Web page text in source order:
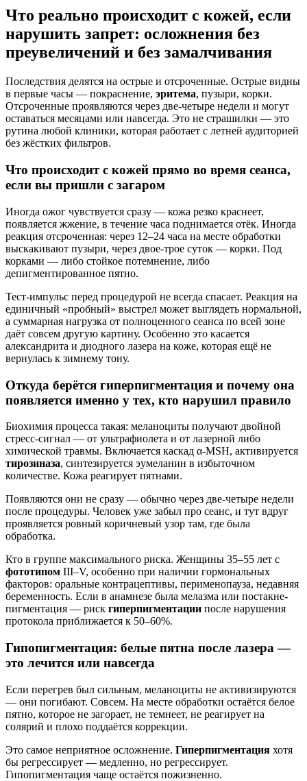
Что реально происходит с кожей, если
нарушить запрет: осложнения без
преувеличений и без замалчивания
Последствия делятся на острые и отсроченные. Острые видны
в первые часы — покраснение, эритема, пузыри, корки.
Отсроченные проявляются через две-четыре недели и могут
оставаться месяцами или навсегда. Это не страшилки — это
рутина любой клиники, которая работает с летней аудиторией
без жёстких фильтров.
Что происходит с кожей прямо во время сеанса,
если вы пришли с загаром
Иногда ожог чувствуется сразу — кожа резко краснеет,
появляется жжение, в течение часа поднимается отёк. Иногда
реакция отсроченная: через 12–24 часа на месте обработки
выскакивают пузыри, через двое-трое суток — корки. Под
корками — либо стойкое потемнение, либо
депигментированное пятно.
Тест-импульс перед процедурой не всегда спасает. Реакция на
единичный «пробный» выстрел может выглядеть нормальной,
а суммарная нагрузка от полноценного сеанса по всей зоне
даёт совсем другую картину. Особенно это касается
александрита и диодного лазера на коже, которая ещё не
вернулась к зимнему тону.
Откуда берётся гиперпигментация и почему она
появляется именно у тех, кто нарушил правило
Биохимия процесса такая: меланоциты получают двойной
стресс-сигнал — от ультрафиолета и от лазерной либо
химической травмы. Включается каскад α-MSH, активируется
тирозиназа, синтезируется эумеланин в избыточном
количестве. Кожа реагирует пятнами.
Появляются они не сразу — обычно через две-четыре недели
после процедуры. Человек уже забыл про сеанс, и тут вдруг
проявляется ровный коричневый узор там, где была
обработка.
Кто в группе максимального риска. Женщины 35–55 лет с
фототипом III–V, особенно при наличии гормональных
факторов: оральные контрацептивы, перименопауза, недавняя
беременность. Если в анамнезе была мелазма или постакне-
пигментация — риск гиперпигментации после нарушения
протокола приближается к 50–60%.
Гипопигментация: белые пятна после лазера —
это лечится или навсегда
Если перегрев был сильным, меланоциты не активизируются
— они погибают. Совсем. На месте обработки остаётся белое
пятно, которое не загорает, не темнеет, не реагирует на
солярий и плохо поддаётся коррекции.
Это самое неприятное осложнение. Гиперпигментация хотя
бы регрессирует — медленно, но регрессирует.
Гипопигментация чаще остаётся пожизненно.